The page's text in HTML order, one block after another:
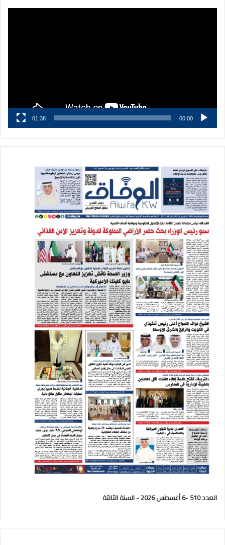
00:00
01:38
العدد 510 -6 أغسطس 2026 - السنة الثالثة